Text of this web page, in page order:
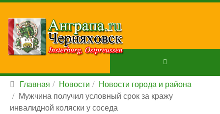
Главная Новости
Новости города и района
Мужчина получил условный срок за кражу
инвалидной коляски у соседа